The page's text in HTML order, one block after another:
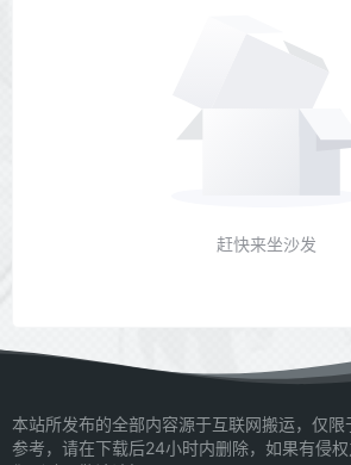
赶快来坐沙发
本站所发布的全部内容源于互联网搬运，仅
参考，请在下载后24小时内删除，如果有侵